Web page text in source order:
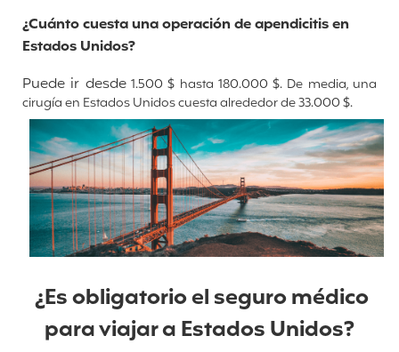
¿Cuánto cuesta una operación de apendicitis en
Estados Unidos?
Puede ir desde1.500 $ hasta 180.000 $. De media, una
cirugía en Estados Unidos cuesta alrededor de 33.000 $.
¿Es obligatorio el seguro médico
para viajar a Estados Unidos?